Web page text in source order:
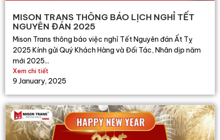
MISON TRANS THÔNG BÁO LỊCH NGHỈ TẾT
NGUYÊN ĐÁN 2025
Mison Trans thông báo việc nghỉ Tết Nguyên đán Ất Tỵ
2025 Kính gửi Quý Khách Hàng và Đối Tác, Nhân dịp năm
mới 2025...
Xem chi tiết
9 January, 2025